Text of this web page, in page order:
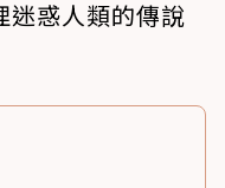
迷惑人類的傳說